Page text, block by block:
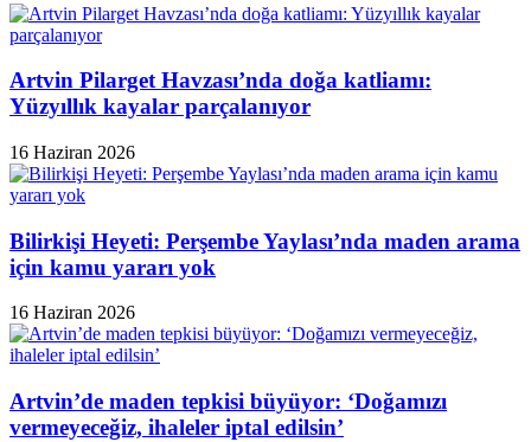
Artvin Pilarget Havzası’nda doğa katliamı:
Yüzyıllık kayalar parçalanıyor
16 Haziran 2026
Bilirkişi Heyeti: Perşembe Yaylası’nda maden arama
için kamu yararı yok
16 Haziran 2026
Artvin’de maden tepkisi büyüyor: ‘Doğamızı
vermeyeceğiz, ihaleler iptal edilsin’